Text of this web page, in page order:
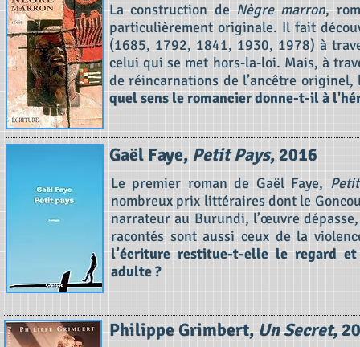
La construction deNègre marron,
particulièrement originale. Il fait
(1685, 1792, 1841, 1930, 1978) à
celui qui se met hors-la-loi. Mais, à
de réincarnations de l’ancêtre
quel sens le romancier donne-t-il à
Gaël Faye, Petit Pays, 2016
Le premier roman de Gaël Faye,
nombreux prix littéraires dont le
narrateur au Burundi, l’œuvre
racontés sont aussi ceux de la
l’écriture restitue-t-elle le regard
adulte ?
Philippe Grimbert,Un Secret,